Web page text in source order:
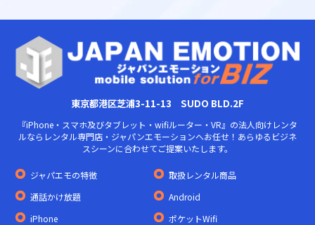
東京都港区芝浦3-11-13 SUDO BLD.2F
『iPhone・スマホ及びタブレット・wifiルーター・VR』の法人向けレンタ
ルならレンタル専門店・ジャパンエモーションへお任せ！あらゆるビジネ
スシーンに合わせてご提案いたします。
ジャパエモの特徴
取扱レンタル商品
通話かけ放題
Android
iPhone
ポケットWifi